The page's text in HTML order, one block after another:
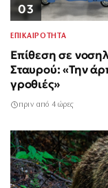
03
ΕΠΙΚΑΙΡΟΤΗΤΑ
Επίθεση σε
Σταυρού: «Την
γροθιές»
πριν από 4 ώρες